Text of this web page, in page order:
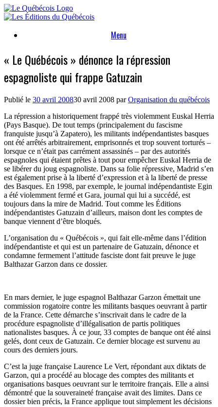
Skip
to
Menu
« Le Québécois » dénonce la répression
espagnoliste qui frappe Gatuzain
Publié le 30 avril 200830 avril 2008 parOrganisation du québécois
La répression a historiquement frappé très violemment Euskal Herria
(Pays Basque). De tout temps (principalement du fascisme
franquiste jusqu’à Zapatero), les militants indépendantistes basques
ont été arrêtés arbitrairement, emprisonnés et trop souvent torturés –
lorsque ce n’était pas carrément assassinés – par des autorités
espagnoles qui étaient prêtes à tout pour empêcher Euskal Herria de
se libérer du joug espagnoliste. Dans sa folie répressive, Madrid s’en
est également prise à la liberté d’expression et à la liberté de presse
des Basques. En 1998, par exemple, le journal indépendantiste Egin
a été violemment fermé et Gara, journal qui lui a succédé, est
toujours dans la mire de Madrid. Tout comme les Éditions
indépendantistes Gatuzain d’ailleurs, maison dont les comptes de
banque viennent d’être bloqués.
L’organisation du « Québécois », qui fait elle-même dans l’édition
indépendantiste et qui est un partenaire de Gatuzain, dénonce et
condamne fermement l’attitude fasciste dont fait preuve le juge
Balthazar Garzon dans ce dossier.
En mars dernier, le juge espagnol Balthazar Garzon émettait une
commission rogatoire contre les militants basques oeuvrant à partir
de la France. Cette démarche s’inscrivait dans le cadre de la
procédure espagnoliste d’illégalisation de partis politiques
nationalistes basques. À ce jour, 33 comptes de banque ont été ainsi
gelés, dont ceux de Gatuzain. Ce dernier blocage est survenu au
cours des derniers jours.
C’est la juge française Laurence Le Vert, répondant aux diktats de
Garzon, qui a procédé au blocage des comptes des militants et
organisations basques oeuvrant sur le territoire français. Elle a ainsi
démontré que la souveraineté française avait des limites. Dans ce
dossier bien précis, la France applique tout simplement les décisions